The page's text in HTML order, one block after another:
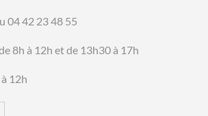
04 42 23 48 55
8h à 12h et de 13h30 à 17h
12h